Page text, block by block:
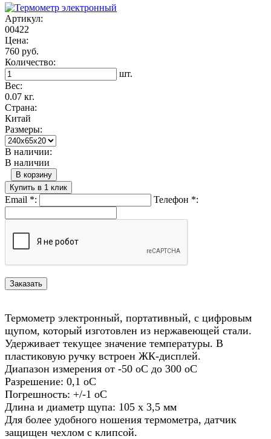
Артикул:
00422
Цена:
760 руб.
Количество:
шт.
Вес:
0.07 кг.
Страна:
Китай
Размеры:
В наличии:
В наличии
В корзину
Купить в 1 клик
Email *: Телефон *:
Термометр электронный, портативный, с цифровым
щупом, который изготовлен из нержавеющей стали.
Удерживает текущее значение температуры. В
пластиковую ручку встроен ЖК-дисплей.
Диапазон измерения от -50 oС до 300 oC
Разрешение: 0,1 oС
Погрешность: +/-1 oС
Длина и диаметр щупа: 105 х 3,5 мм
Для более удобного ношения термометра, датчик
защищен чехлом с клипсой.